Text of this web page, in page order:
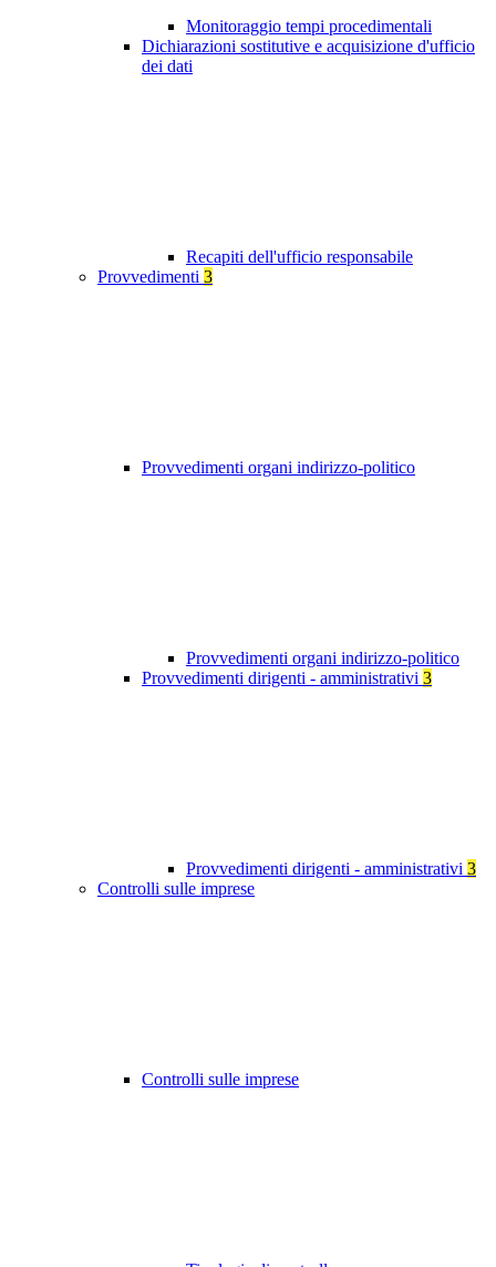
Monitoraggio tempi procedimentali
Dichiarazioni sostitutive e acquisizione d'ufficio
dei dati
Recapiti dell'ufficio responsabile
Provvedimenti 3
Provvedimenti organi indirizzo-politico
Provvedimenti organi indirizzo-politico
Provvedimenti dirigenti - amministrativi 3
Provvedimenti dirigenti - amministrativi 3
Controlli sulle imprese
Controlli sulle imprese